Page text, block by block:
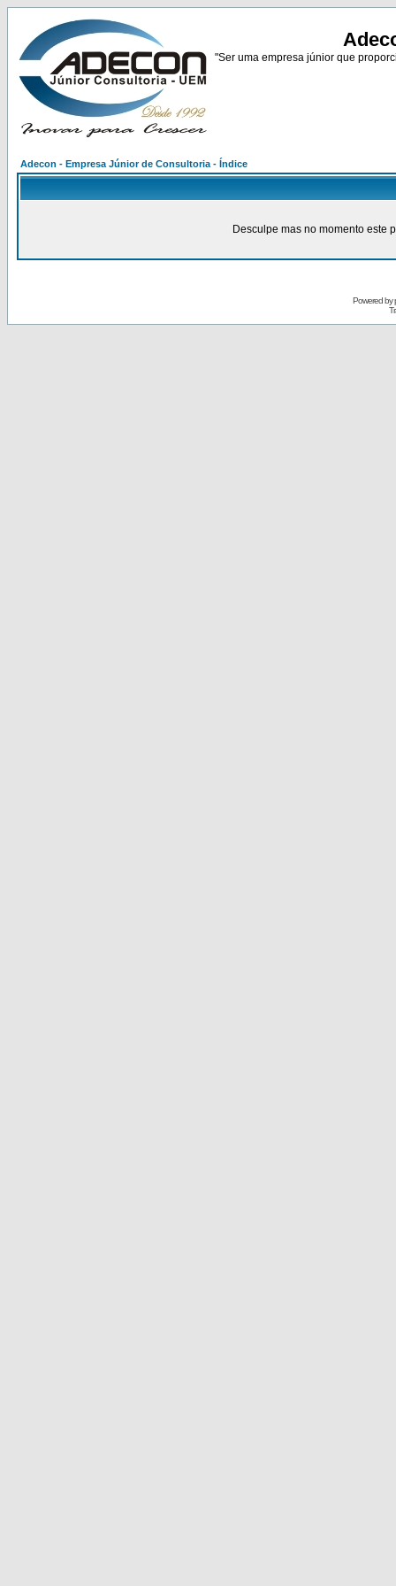
"Ser uma empresa júnior que
Adecon - Empresa Júnior de Consultoria - Índice
Desculpe mas no momento este
Powered by